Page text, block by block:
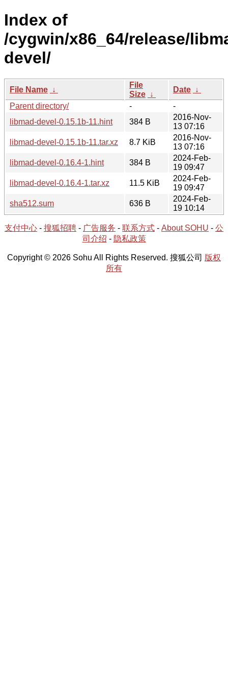
Index of
/cygwin/x86_64/release/
devel/
File Name ↓
File
Size ↓
Date ↓
Parent directory/
-
-
libmad-devel-0.15.1b-11.hint
384 B
2016-Nov-
13 07:16
libmad-devel-0.15.1b-11.tar.xz
8.7 KiB
2016-Nov-
13 07:16
libmad-devel-0.16.4-1.hint
384 B
2024-Feb-
19 09:47
libmad-devel-0.16.4-1.tar.xz
11.5 KiB
2024-Feb-
19 09:47
sha512.sum
636 B
2024-Feb-
19 10:14
支付中心 - 搜狐招聘 - 广告服务 - 联系方式 - About SOHU - 公
司介绍 - 隐私政策
Copyright © 2026 Sohu All Rights Reserved. 搜狐公司 版权
所有